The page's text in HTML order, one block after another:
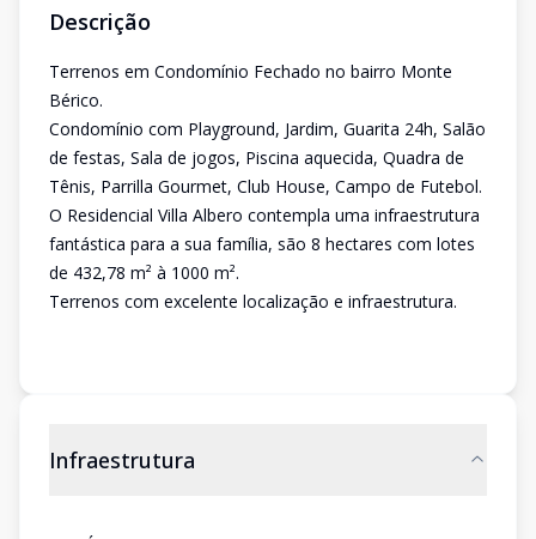
Descrição
Terrenos em Condomínio Fechado no bairro Monte
Bérico.
Condomínio com Playground, Jardim, Guarita 24h, Salão
de festas, Sala de jogos, Piscina aquecida, Quadra de
Tênis, Parrilla Gourmet, Club House, Campo de Futebol.
O Residencial Villa Albero contempla uma infraestrutura
fantástica para a sua família, são 8 hectares com lotes
de 432,78 m² à 1000 m².
Terrenos com excelente localização e infraestrutura.
Infraestrutura